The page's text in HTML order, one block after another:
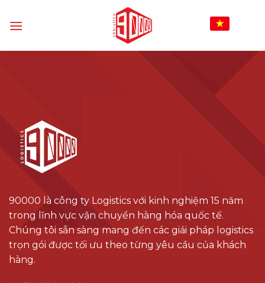
qua
dung
90000 là công ty Logistics với kinh nghiệm 15 năm
trong lĩnh vực vận chuyển hàng hóa quốc tế.
Chúng tôi sẵn sàng mang đến các giải pháp logistics
trọn gói được tối ưu theo từng yêu cầu của khách
hàng.